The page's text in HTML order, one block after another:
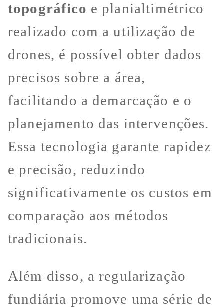
topográfico e planialtimétrico
realizado com a utilização de
drones, é possível obter dados
precisos sobre a área,
facilitando a demarcação e o
planejamento das intervenções.
Essa tecnologia garante rapidez
e precisão, reduzindo
significativamente os custos em
comparação aos métodos
tradicionais.
Além disso, a regularização
fundiária promove uma série de